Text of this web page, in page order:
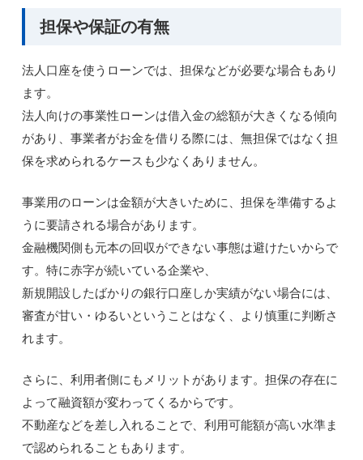
担保や保証の有無
法人口座を使うローンでは、担保などが必要な場合もあり
ます。
法人向けの事業性ローンは借入金の総額が大きくなる傾向
があり、事業者がお金を借りる際には、無担保ではなく担
保を求められるケースも少なくありません。
事業用のローンは金額が大きいために、担保を準備するよ
うに要請される場合があります。
金融機関側も元本の回収ができない事態は避けたいからで
す。特に赤字が続いている企業や、
新規開設したばかりの銀行口座しか実績がない場合には、
審査が甘い・ゆるいということはなく、より慎重に判断さ
れます。
さらに、利用者側にもメリットがあります。担保の存在に
よって融資額が変わってくるからです。
不動産などを差し入れることで、利用可能額が高い水準ま
で認められることもあります。